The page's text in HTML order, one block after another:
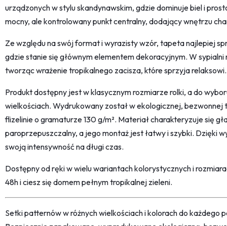
urządzonych w stylu skandynawskim, gdzie dominuje biel i
mocny, ale kontrolowany punkt centralny, dodający wnętrzu
Ze względu na swój format i wyrazisty wzór, tapeta najlepiej
gdzie stanie się głównym elementem dekoracyjnym. W sypialni
tworząc wrażenie tropikalnego zacisza, które sprzyja relaksowi.
Produkt dostępny jest w klasycznym rozmiarze rolki, a do
wielkościach. Wydrukowany został w ekologicznej,
flizelinie o gramaturze 130 g/m². Materiał charakteryzuje się
paroprzepuszczalny, a jego montaż jest łatwy i szybki. Dzięki
swoją intensywność na długi czas.
Dostępny od ręki w wielu wariantach kolorystycznych i
48h i ciesz się domem pełnym tropikalnej zieleni.
Setki patternów w różnych wielkościach i kolorach do każdego